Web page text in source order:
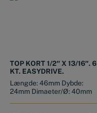
TOP KORT 1/2″ X 13/16″. 6
KT. EASYDRIVE.
Længde: 46mm Dybde:
24mm Dimaeter/Ø: 40mm